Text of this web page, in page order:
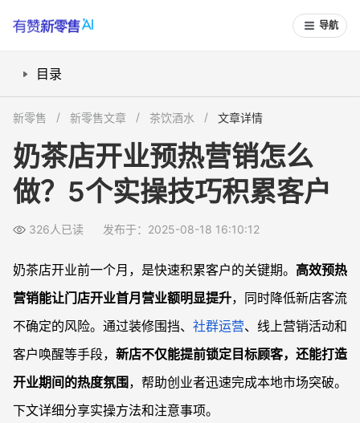
导航
目录
优惠券玩法如何快速锁定首批顾客？
创意活动如何拉升门店人气？
常见问题
奶茶店装修期间如何用围挡实现最大化引流？
新零售 新零售文章 茶饮酒水 文章详情
奶茶店开业预热营销怎么
做？5个实操技巧积累客户
326人已读 发布于：2025-08-18 16:10:12
奶茶店开业前一个月，是快速积累客户的关键期。 高效预热
营销能让门店开业首月营业额明显提升，同时降低新店客流
不确定的风险。通过装修围挡、 社群运营、线上营销活动和
客户唤醒等手段， 新店不仅能提前锁定目标顾客，还能打造
开业期间的热度氛围 ，帮助创业者迅速完成本地市场突破。
下文详细分享实操方法和注意事项。